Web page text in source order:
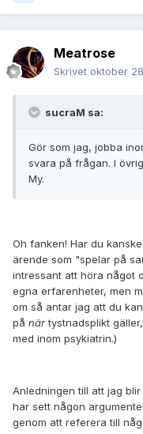
Meatrose
Skrivet oktober
sucraM sa:
Gör som jag, jobba
svara på frågan. I
My.
Oh fanken! Har du
ärende som "spelar på
intressant att höra något
egna erfarenheter, men
om så antar jag att du
på närtystnadsplikt
med inom psykiatrin.)
Anledningen till att jag
har sett någon
genom att referera till